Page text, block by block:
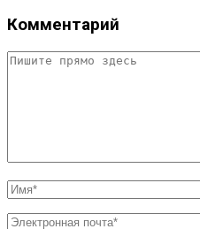
Комментарий